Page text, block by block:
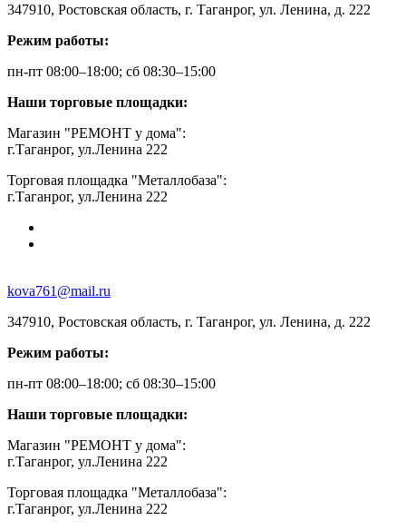
347910, Ростовская область, г. Таганрог, ул. Ленина, д. 222
Режим работы:
пн-пт 08:00–18:00; сб 08:30–15:00
Наши торговые площадки:
Магазин "РЕМОНТ у дома":
г.Таганрог, ул.Ленина 222
Торговая площадка "Металлобаза":
г.Таганрог, ул.Ленина 222
kova761@mail.ru
347910, Ростовская область, г. Таганрог, ул. Ленина, д. 222
Режим работы:
пн-пт 08:00–18:00; сб 08:30–15:00
Наши торговые площадки:
Магазин "РЕМОНТ у дома":
г.Таганрог, ул.Ленина 222
Торговая площадка "Металлобаза":
г.Таганрог, ул.Ленина 222